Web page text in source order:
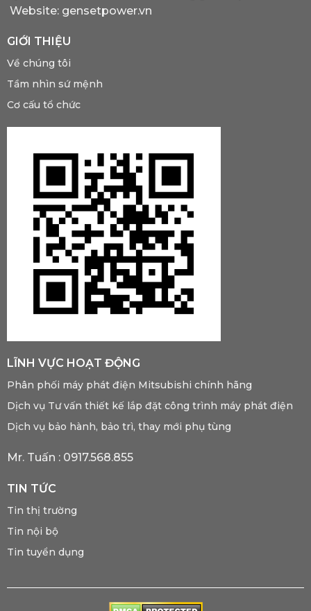
Website: gensetpower.vn
GIỚI THIỆU
Về chúng tôi
Tầm nhìn sứ mệnh
Cơ cấu tổ chức
LĨNH VỰC HOẠT ĐỘNG
Phân phối máy phát điện Mitsubishi chính hãng
Dịch vụ Tư vấn thiết kế lắp đặt công trình máy phát điện
Dịch vụ bảo hành, bảo trì, thay mới phụ tùng
Mr. Tuấn : 0917.568.855
TIN TỨC
Tin thị trường
Tin nội bộ
Tin tuyển dụng